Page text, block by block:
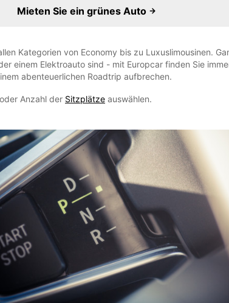
Mieten Sie ein grünes Auto
Kategorien von Economy bis zu Luxuslimousinen.
einem Elektroauto sind - mit Europcar finden Sie
abenteuerlichen Roadtrip aufbrechen.
oder Anzahl der Sitzplätze auswählen.